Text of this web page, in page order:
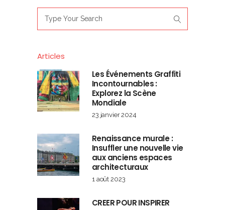
for:
Articles
Les Événements Graffiti
Incontournables :
Explorez la Scène
Mondiale
23 janvier 2024
Renaissance murale :
Insuffler une nouvelle vie
aux anciens espaces
architecturaux
1 août 2023
CREER POUR INSPIRER